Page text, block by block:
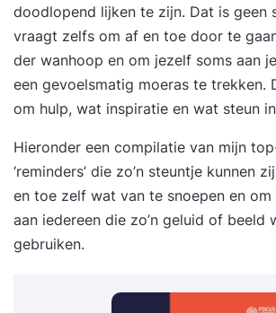
doodlopend lijken te zijn. Dat is geen
vraagt zelfs om af en toe door te
der wanhoop en om jezelf soms aan
een gevoelsmatig moeras te trekken.
om hulp, wat inspiratie en wat steun
Hieronder een compilatie van mijn
‘reminders’ die zo’n steuntje kunnen
en toe zelf wat van te snoepen en
aan iedereen die zo’n geluid of beeld
gebruiken.